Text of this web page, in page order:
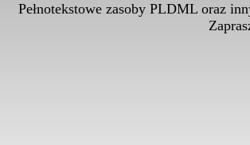
Pełnotekstowe zasoby PLDML oraz